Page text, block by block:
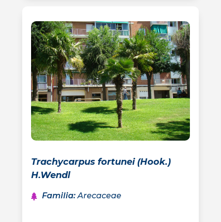
Trachycarpus fortunei (Hook.)
H.Wendl
Familia:Arecaceae